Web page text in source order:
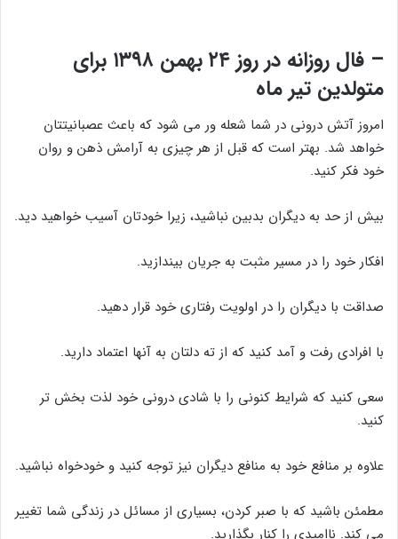
– فال روزانه در روز ۲۴ بهمن ۱۳۹۸ برای
متولدین تیر ماه
امروز آتش درونی در شما شعله ور می شود که باعث عصبانیتتان
خواهد شد. بهتر است که قبل از هر چیزی به آرامش ذهن و روان
خود فکر کنید.
بیش از حد به دیگران بدبین نباشید، زیرا خودتان آسیب خواهید دید.
افکار خود را در مسیر مثبت به جریان بیندازید.
صداقت با دیگران را در اولویت رفتاری خود قرار دهید.
با افرادی رفت و آمد کنید که از ته دلتان به آنها اعتماد دارید.
سعی کنید که شرایط کنونی را با شادی درونی خود لذت بخش تر
کنید.
علاوه بر منافع خود به منافع دیگران نیز توجه کنید و خودخواه نباشید.
مطمئن باشید که با صبر کردن، بسیاری از مسائل در زندگی شما تغییر
می کند. ناامیدی را کنار بگذارید.